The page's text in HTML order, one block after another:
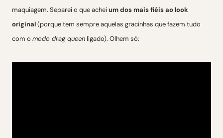
maquiagem. Separei o que acheium dos mais fiéis ao look
original(porque tem sempre aquelas gracinhas que fazem tudo
com o modo drag queen ligado). Olhem só: